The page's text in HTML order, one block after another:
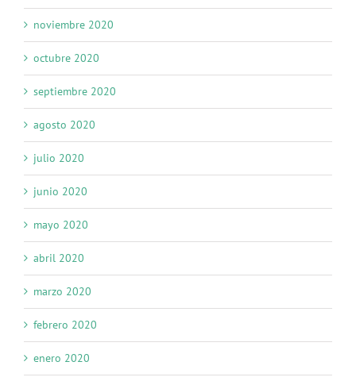
noviembre 2020
octubre 2020
septiembre 2020
agosto 2020
julio 2020
junio 2020
mayo 2020
abril 2020
marzo 2020
febrero 2020
enero 2020